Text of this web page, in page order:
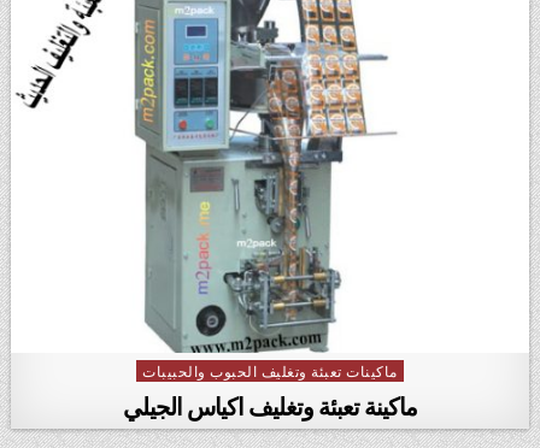
Posted in
ماكينات تعبئة وتغليف الحبوب والحبيبات
ماكينة تعبئة وتغليف اكياس الجيلي